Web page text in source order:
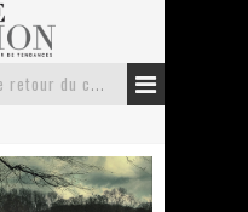
La trousse de toilette : l’accessoire indispensable de voyage